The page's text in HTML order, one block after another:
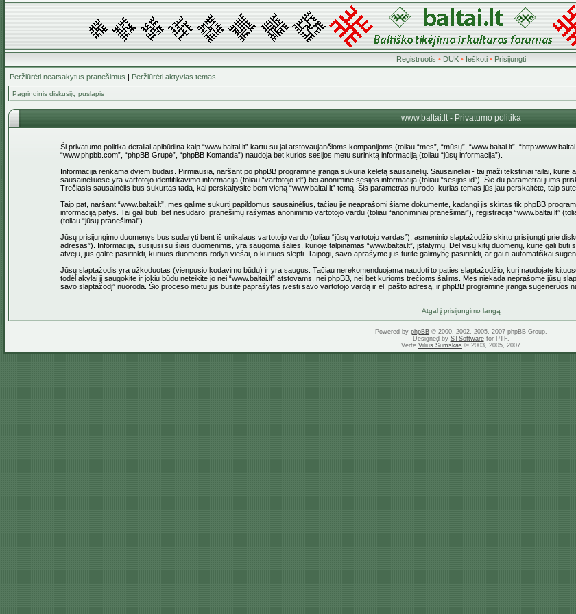
Registruotis • DUK• Ieškoti• Prisijungti
Peržiūrėti neatsakytus pranešimus | Peržiūrėti aktyvias temas
Pagrindinis diskusijų puslapis
www.baltai.lt - Privatumo politika
Ši privatumo politika detaliai apibūdina kaip “www.baltai.lt” kartu su jai atstovaujančioms kompanijoms (toliau “mes”, “mūsų”, “www.baltai.lt”, “http://
“www.phpbb.com”, “phpBB Grupė”, “phpBB Komanda”) naudoja bet kurios sesijos metu surinktą informaciją (toliau “jūsų informacija”).
Informacija renkama dviem būdais. Pirmiausia, naršant po phpBB programinė įranga sukuria keletą sausainėlių. Sausainėliai - tai maži tekstiniai failai,
sausainėliuose yra vartotojo identifikavimo informacija (toliau “vartotojo id”) bei anoniminė sesijos informacija (toliau “sesijos id”). Šie du parametrai jums
Trečiasis sausainėlis bus sukurtas tada, kai perskaitysite bent vieną “www.baltai.lt” temą. Šis parametras nurodo, kurias temas jūs jau perskaitėte, taip
Taip pat, naršant “www.baltai.lt”, mes galime sukurti papildomus sausainėlius, tačiau jie neaprašomi šiame dokumente, kadangi jis skirtas tik phpBB
informaciją patys. Tai gali būti, bet nesudaro: pranešimų rašymas anoniminio vartotojo vardu (toliau “anoniminiai pranešimai”), registracija “www.baltai.lt”
(toliau “jūsų pranešimai”).
Jūsų prisijungimo duomenys bus sudaryti bent iš unikalaus vartotojo vardo (toliau “jūsų vartotojo vardas”), asmeninio slaptažodžio skirto prisijungti prie
adresas”). Informacija, susijusi su šiais duomenimis, yra saugoma šalies, kurioje talpinamas “www.baltai.lt”, įstatymų. Dėl visų kitų duomenų, kurie gali
atveju, jūs galite pasirinkti, kuriuos duomenis rodyti viešai, o kuriuos slėpti. Taipogi, savo aprašyme jūs turite galimybę pasirinkti, ar gauti automatiškai
Jūsų slaptažodis yra užkoduotas (vienpusio kodavimo būdu) ir yra saugus. Tačiau nerekomenduojama naudoti to paties slaptažodžio, kurį naudojate
todėl akylai jį saugokite ir jokiu būdu neteikite jo nei “www.baltai.lt” atstovams, nei phpBB, nei bet kurioms trečioms šalims. Mes niekada neprašome jūsų
savo slaptažodį” nuoroda. Šio proceso metu jūs būsite paprašytas įvesti savo vartotojo vardą ir el. pašto adresą, ir phpBB programinė įranga sugeneruos
Atgal į prisijungimo langą
Powered by phpBB© 2000, 2002, 2005, 2007 phpBB Group.
Designed by STSoftwarefor PTF.
Vertė Vilius Šumskas © 2003, 2005, 2007